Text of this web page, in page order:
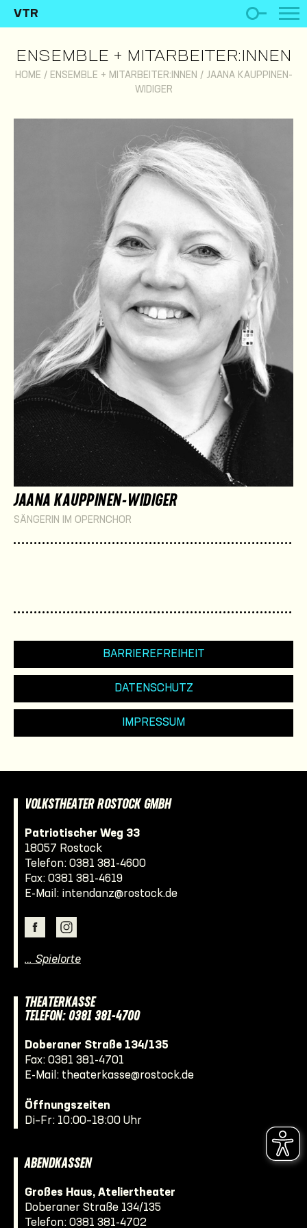
VTR
ENSEMBLE + MITARBEITER:INNEN
HOME / ENSEMBLE + MITARBEITER:INNEN / JAANA KAUPPINEN-
WIDIGER
JAANA KAUPPINEN-WIDIGER
SÄNGERIN IM OPERNCHOR
BARRIEREFREIHEIT
DATENSCHUTZ
IMPRESSUM
VOLKSTHEATER ROSTOCK GMBH
Patriotischer Weg 33
18057 Rostock
Telefon: 0381 381-4600
Fax: 0381 381-4619
E-Mail: intendanz@rostock.de
… Spielorte
THEATERKASSE
TELEFON: 0381 381-4700
Doberaner Straße 134/135
Fax: 0381 381-4701
E-Mail: theaterkasse@rostock.de
Öffnungszeiten
Di–Fr: 10:00–18:00 Uhr
ABENDKASSEN
Großes Haus, Ateliertheater
Doberaner Straße 134/135
Telefon: 0381 381-4702